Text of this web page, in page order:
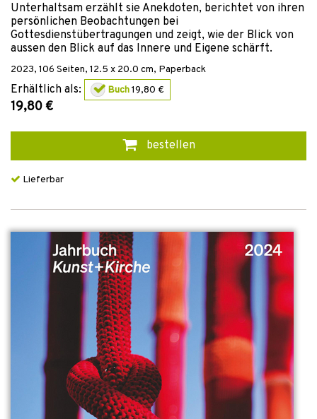
Unterhaltsam erzählt sie Anekdoten, berichtet von ihren
persönlichen Beobachtungen bei
Gottesdienstübertragungen und zeigt, wie der Blick von
aussen den Blick auf das Innere und Eigene schärft.
2023, 106 Seiten, 12.5 x 20.0 cm, Paperback
Erhältlich als: Buch19,80 €
19,80 €
bestellen
Lieferbar